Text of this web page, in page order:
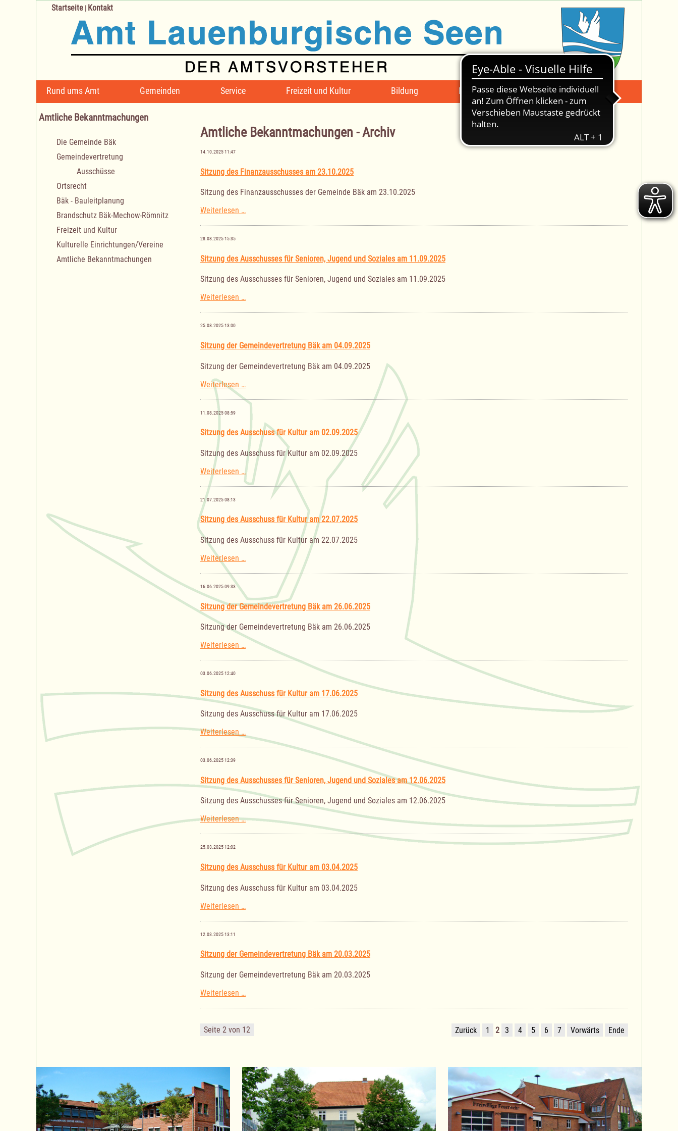
Navigation
überspringen
Rund ums Amt Gemeinden Service Freizeit und Kultur Bildung Mängelmeldung Suche -
Startseite | Kontakt
Amtliche Bekanntmachungen - Archiv
14.10.2025 11:47
Sitzung des Finanzausschusses am 23.10.2025
Sitzung des Finanzausschusses der Gemeinde Bäk am 23.10.2025
Weiterlesen …Sitzung
28.08.2025 15:35
Sitzung des Ausschusses für Senioren, Jugend und Soziales am 11.09.2025
Sitzung des Ausschusses für Senioren, Jugend und Soziales am 11.09.2025
Weiterlesen …Sitzung
Jugend
Soziales
25.08.2025 13:00
Sitzung der Gemeindevertretung Bäk am 04.09.2025
Sitzung der Gemeindevertretung Bäk am 04.09.2025
Weiterlesen …
Gemeindevertretung
04.09.2025
11.08.2025 08:59
Sitzung des Ausschuss für Kultur am 02.09.2025
Sitzung des Ausschuss für Kultur am 02.09.2025
Weiterlesen …Sitzung
des
Ausschuss
am
21.07.2025 08:13
Sitzung des Ausschuss für Kultur am 22.07.2025
Sitzung des Ausschuss für Kultur am 22.07.2025
Weiterlesen …Sitzung
Ausschuss
Kultur
am
16.06.2025 09:33
Sitzung der Gemeindevertretung Bäk am 26.06.2025
Sitzung der Gemeindevertretung Bäk am 26.06.2025
Weiterlesen …Sitzung
Gemeindevertretung
26.06.2025
03.06.2025 12:40
Sitzung des Ausschuss für Kultur am 17.06.2025
Sitzung des Ausschuss für Kultur am 17.06.2025
Weiterlesen …Sitzung
des
am
17.06.2025
03.06.2025 12:39
Sitzung des Ausschusses für Senioren, Jugend und Soziales am 12.06.2025
Sitzung des Ausschusses für Senioren, Jugend und Soziales am 12.06.2025
Weiterlesen …Sitzung
Jugend
Soziales
25.03.2025 12:02
Sitzung des Ausschuss für Kultur am 03.04.2025
Sitzung des Ausschuss für Kultur am 03.04.2025
Weiterlesen …
Ausschuss
am
12.03.2025 13:11
Sitzung der Gemeindevertretung Bäk am 20.03.2025
Sitzung der Gemeindevertretung Bäk am 20.03.2025
Weiterlesen …
Gemeindevertretung
am
Seite 2 von 12 Zurück 1 2 3 4 5 6 7 Vorwärts Ende
Amtliche Bekanntmachungen
Navigation
überspringen
Die Gemeinde Bäk
Gemeindevertretung
Ausschüsse
Ortsrecht
Bäk - Bauleitplanung
Brandschutz Bäk-Mechow-Römnitz
Freizeit und Kultur
Kulturelle Einrichtungen/Vereine
Amtliche Bekanntmachungen